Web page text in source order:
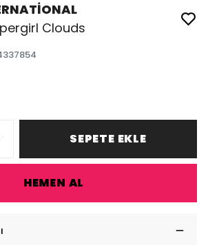
Clouds
SEPETE EKLE
HEMEN AL